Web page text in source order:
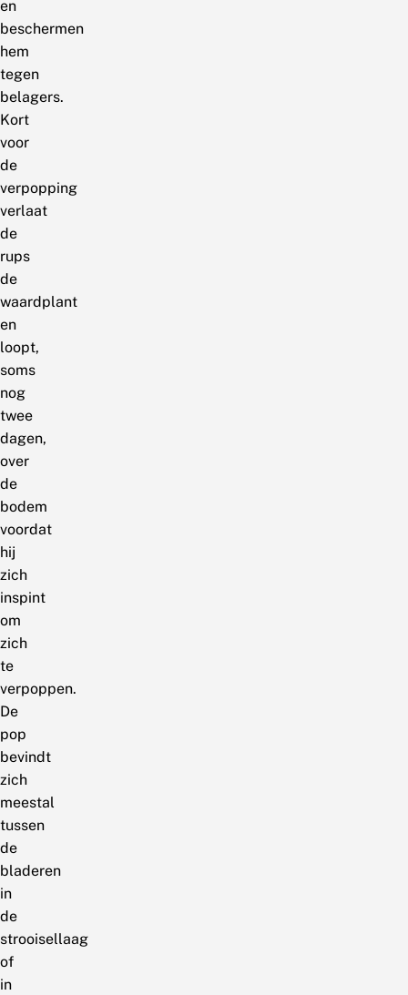
en
beschermen
hem
tegen
belagers.
Kort
voor
de
verpopping
verlaat
de
rups
de
waardplant
en
loopt,
soms
nog
twee
dagen,
over
de
bodem
voordat
hij
zich
inspint
om
zich
te
verpoppen.
De
pop
bevindt
zich
meestal
tussen
de
bladeren
in
de
strooisellaag
of
in